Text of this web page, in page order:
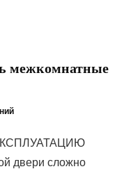
межкомнатные
двери сложно